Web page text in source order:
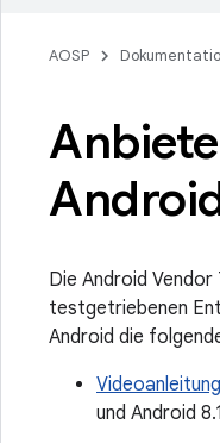
AOSP
Die Android
testgetriebenen
Android die
und Android